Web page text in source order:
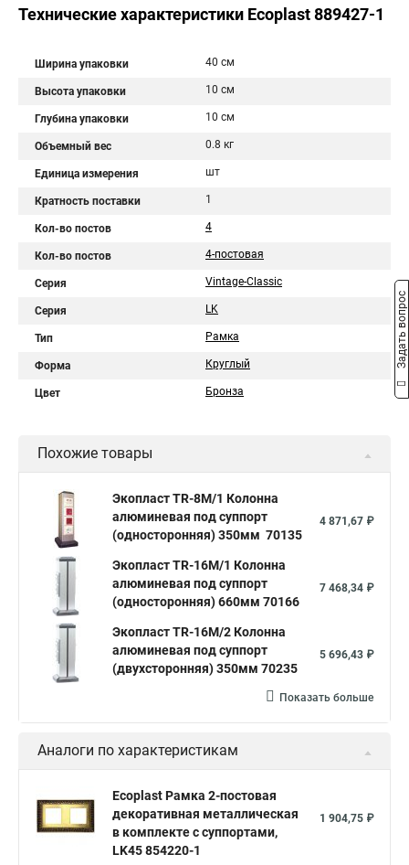
Технические характеристики Ecoplast 889427-1
Ширина упаковки 40 см
Высота упаковки 10 см
Глубина упаковки 10 см
Объемный вес 0.8 кг
Единица измерения шт
Кратность поставки 1
Кол-во постов 4
Кол-во постов 4-постовая
Серия Vintage-Classic
Серия LK
Тип Рамка
Форма Круглый
Цвет Бронза
Похожие товары
Экопласт TR-8M/1 Колонна
алюминевая под суппорт
(односторонняя) 350мм 70135
4 871,67 ₽
Экопласт TR-16M/1 Колонна
алюминевая под суппорт
(односторонняя) 660мм 70166
7 468,34 ₽
Экопласт TR-16M/2 Колонна
алюминевая под суппорт
(двухсторонняя) 350мм 70235
5 696,43 ₽
Показать больше
Аналоги по характеристикам
Ecoplast Рамка 2-постовая
декоративная металлическая
в комплекте с суппортами,
LK45 854220-1
1 904,75 ₽
Задать вопрос